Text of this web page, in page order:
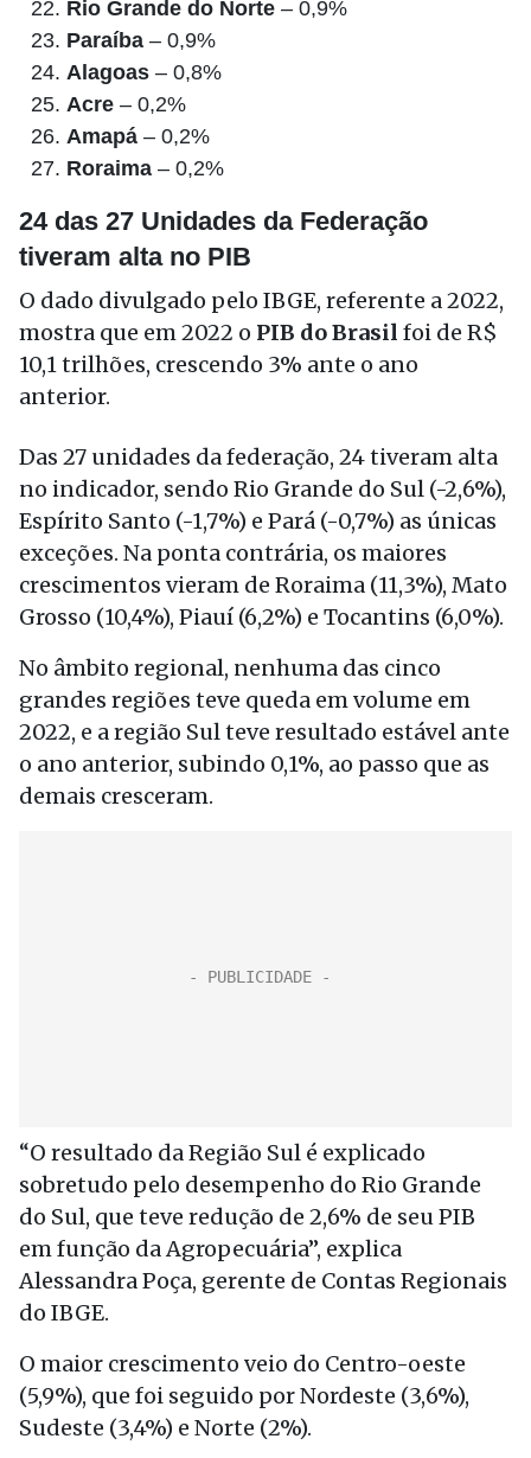
Rio Grande do Norte – 0,9%
Paraíba – 0,9%
Alagoas – 0,8%
Acre – 0,2%
Amapá – 0,2%
Roraima – 0,2%
24 das 27 Unidades da Federação
tiveram alta no PIB
O dado divulgado pelo IBGE, referente a 2022,
mostra que em 2022 o PIB do Brasil foi de R$
10,1 trilhões, crescendo 3% ante o ano
anterior.
Das 27 unidades da federação, 24 tiveram alta
no indicador, sendo Rio Grande do Sul (-2,6%),
Espírito Santo (-1,7%) e Pará (-0,7%) as únicas
exceções. Na ponta contrária, os maiores
crescimentos vieram de Roraima (11,3%), Mato
Grosso (10,4%), Piauí (6,2%) e Tocantins (6,0%).
No âmbito regional, nenhuma das cinco
grandes regiões teve queda em volume em
2022, e a região Sul teve resultado estável ante
o ano anterior, subindo 0,1%, ao passo que as
demais cresceram.
“O resultado da Região Sul é explicado
sobretudo pelo desempenho do Rio Grande
do Sul, que teve redução de 2,6% de seu PIB
em função da Agropecuária”, explica
Alessandra Poça, gerente de Contas Regionais
do IBGE.
O maior crescimento veio do Centro-oeste
(5,9%), que foi seguido por Nordeste (3,6%),
Sudeste (3,4%) e Norte (2%).